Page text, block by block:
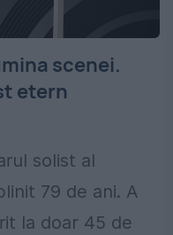
scenei.
etern
solist al
79 de ani. A
la doar 45 de